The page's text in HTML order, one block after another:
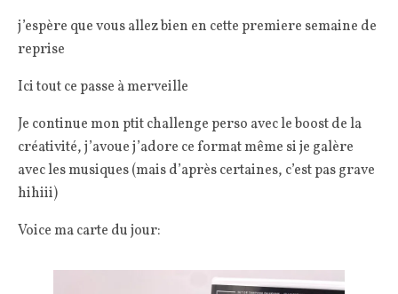
j’espère que vous allez bien en cette premiere semaine de
reprise
Ici tout ce passe à merveille
Je continue mon ptit challenge perso avec le boost de la
créativité, j’avoue j’adore ce format même si je galère
avec les musiques (mais d’après certaines, c’est pas grave
hihiii)
Voice ma carte du jour: